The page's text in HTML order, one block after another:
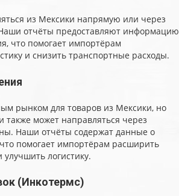
из Мексики напрямую или через
отчёты предоставляют информацию
что помогает импортёрам
и снизить транспортные расходы.
рынком для товаров из Мексики, но
также может направляться через
Наши отчёты содержат данные о
помогает импортёрам расширить
логистику.
(Инкотермс)